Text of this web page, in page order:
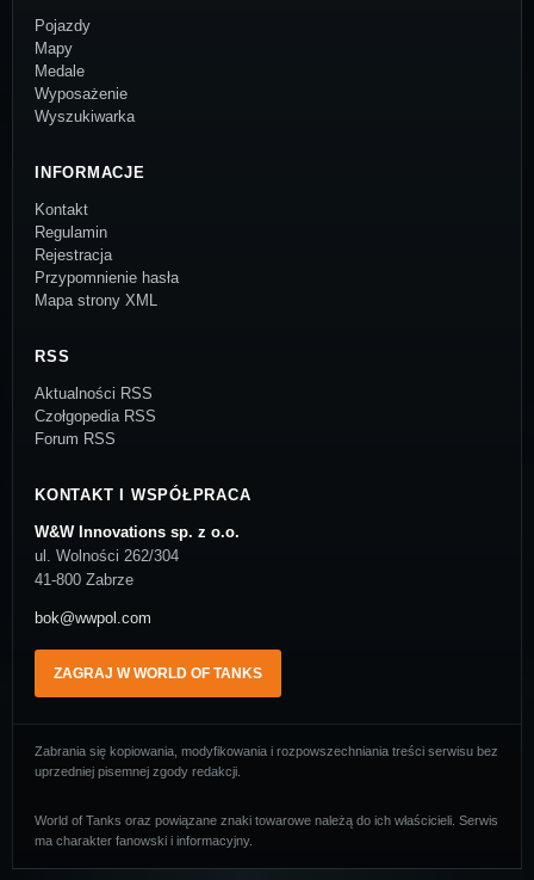
Pojazdy
Mapy
Medale
Wyposażenie
Wyszukiwarka
INFORMACJE
Kontakt
Regulamin
Rejestracja
Przypomnienie hasła
Mapa strony XML
RSS
Aktualności RSS
Czołgopedia RSS
Forum RSS
KONTAKT I WSPÓŁPRACA
W&W Innovations sp. z o.o.
ul. Wolności 262/304
41-800 Zabrze
bok@wwpol.com
ZAGRAJ W WORLD OF TANKS
Zabrania się kopiowania, modyfikowania i rozpowszechniania treści serwisu bez
uprzedniej pisemnej zgody redakcji.
World of Tanks oraz powiązane znaki towarowe należą do ich właścicieli. Serwis
ma charakter fanowski i informacyjny.